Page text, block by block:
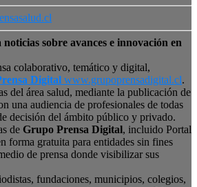
sobre avances e innovación en
colaborativo, temático y digital,
Digital www.grupoprensadigital.cl.
del área salud, mediante la publicación de
una audiencia de profesionales de todas
decisión del ámbito público y privado.
de Grupo Prensa Digital, incluido Portal
forma gratuita para entidades sin fines
de prensa donde visibilizar sus
fundaciones, municipios, colegios,